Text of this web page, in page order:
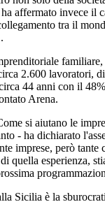
affermato invece il
tra il
familiare,
2.600 lavoratori,
44 anni con il
Arena.
si aiutano le
- ha dichiarato
imprese, però tante
quella esperienza,
Sicilia è la